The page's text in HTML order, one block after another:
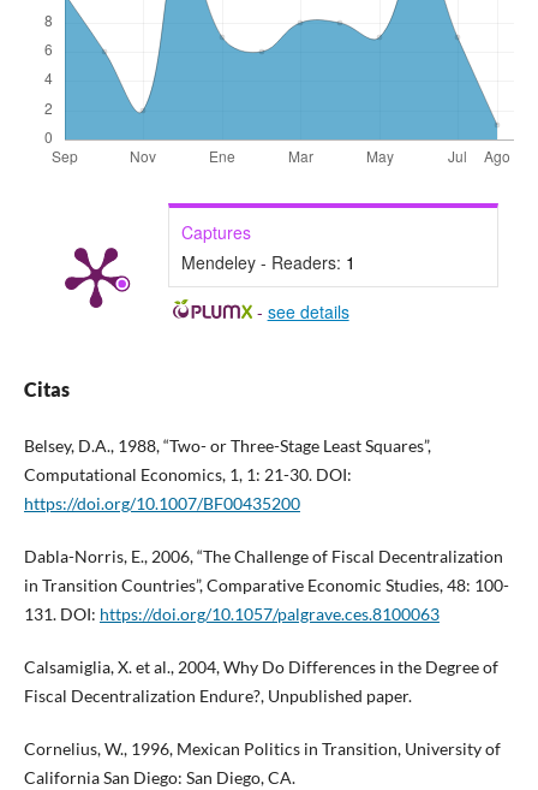
Captures
Mendeley - Readers: 1
- see details
Citas
Belsey, D.A., 1988, “Two- or Three-Stage Least Squares”,
Computational Economics, 1, 1: 21-30. DOI:
https://doi.org/10.1007/BF00435200
Dabla-Norris, E., 2006, “The Challenge of Fiscal Decentralization
in Transition Countries”, Comparative Economic Studies, 48: 100-
131. DOI: https://doi.org/10.1057/palgrave.ces.8100063
Calsamiglia, X. et al., 2004, Why Do Differences in the Degree of
Fiscal Decentralization Endure?, Unpublished paper.
Cornelius, W., 1996, Mexican Politics in Transition, University of
California San Diego: San Diego, CA.